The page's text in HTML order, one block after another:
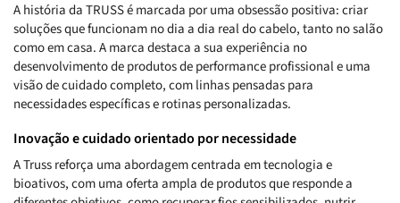
A história da TRUSS é marcada por uma obsessão positiva: criar
soluções que funcionam no dia a dia real do cabelo, tanto no salão
como em casa. A marca destaca a sua experiência no
desenvolvimento de produtos de performance profissional e uma
visão de cuidado completo, com linhas pensadas para
necessidades específicas e rotinas personalizadas.
Inovação e cuidado orientado por necessidade
A Truss reforça uma abordagem centrada em tecnologia e
bioativos, com uma oferta ampla de produtos que responde a